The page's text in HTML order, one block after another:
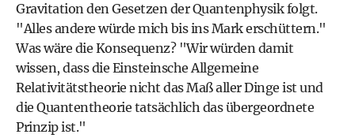
Gravitation den Gesetzen der Quantenphysik folgt.
"Alles andere würde mich bis ins Mark erschüttern."
Was wäre die Konsequenz? "Wir würden damit
wissen, dass die Einsteinsche Allgemeine
Relativitätstheorie nicht das Maß aller Dinge ist und
die Quantentheorie tatsächlich das übergeordnete
Prinzip ist."